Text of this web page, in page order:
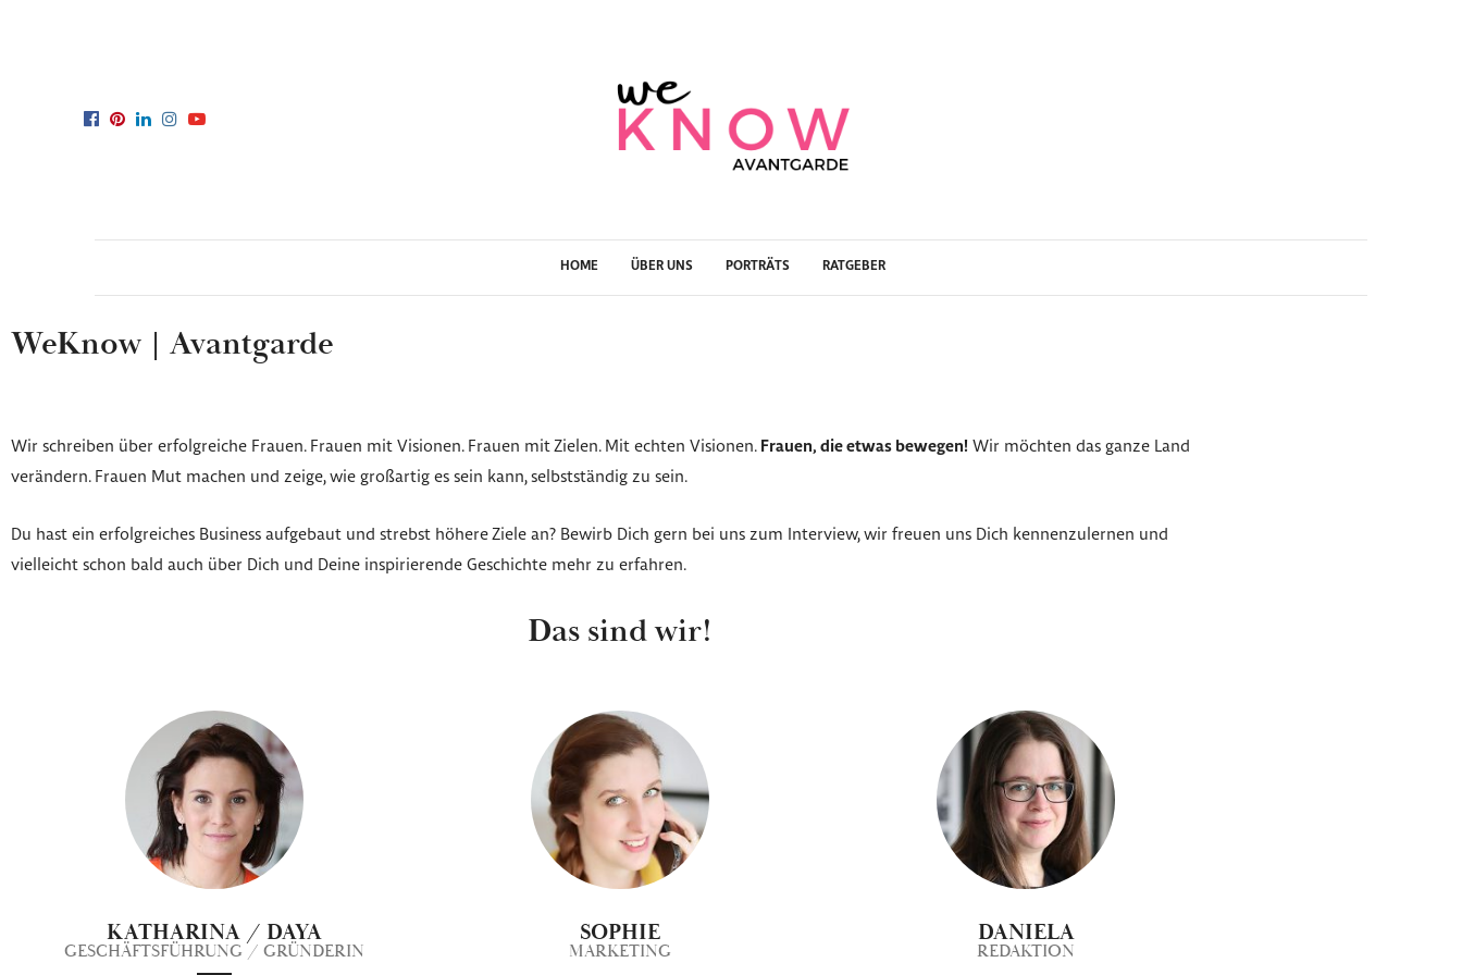
HOME ÜBER UNS PORTRÄTS RATGEBER
WeKnow | Avantgarde
Wir schreiben über erfolgreiche Frauen. Frauen mit Visionen. Frauen mit Zielen. Mit echten Visionen. Frauen, die etwas bewegen! Wir möchten das ganze Land
verändern. Frauen Mut machen und zeige, wie großartig es sein kann, selbstständig zu sein.
Du hast ein erfolgreiches Business aufgebaut und strebst höhere Ziele an? Bewirb Dich gern bei uns zum Interview, wir freuen uns Dich kennenzulernen und
vielleicht schon bald auch über Dich und Deine inspirierende Geschichte mehr zu erfahren.
Das sind wir!
KATHARINA / DAYA
GESCHÄFTSFÜHRUNG / GRÜNDERIN
SOPHIE
MARKETING
DANIELA
REDAKTION